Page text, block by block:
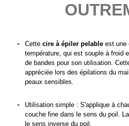
Cette cire à épiler pelable est une
température, qui est souple à froid
de bandes pour son utilisation.
appréciée lors des épilations du
peaux sensibles.
Utilisation simple : S'applique à
couche fine dans le sens du poil.
le sens inverse du poil.